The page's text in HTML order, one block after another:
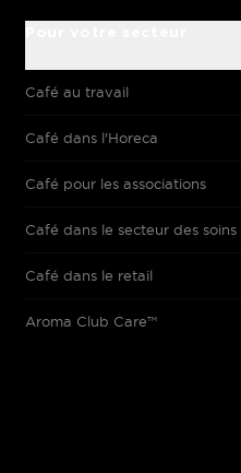
Café au travail
Café dans l'Horeca
Café pour les associations
Café dans le secteur des soins
Café dans le retail
Aroma Club Care™